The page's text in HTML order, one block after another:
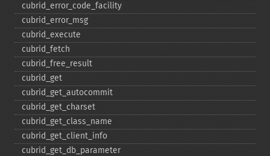
cubrid_​error_​code_​facility
cubrid_​error_​msg
cubrid_​execute
cubrid_​fetch
cubrid_​free_​result
cubrid_​get
cubrid_​get_​autocommit
cubrid_​get_​charset
cubrid_​get_​class_​name
cubrid_​get_​client_​info
cubrid_​get_​db_​parameter